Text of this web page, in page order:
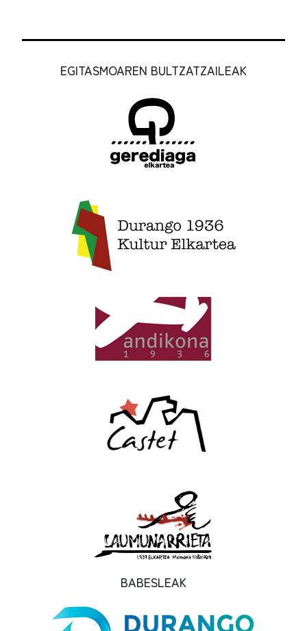
EGITASMOAREN BULTZATZAILEAK
BABESLEAK